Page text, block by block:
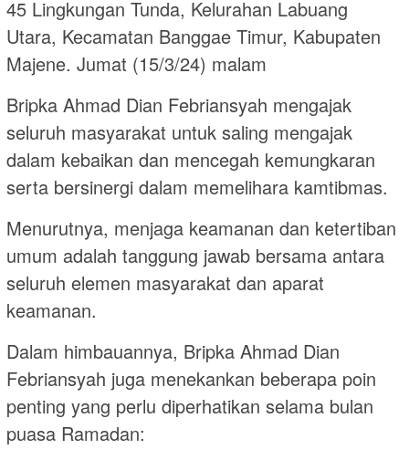
45 Lingkungan Tunda, Kelurahan Labuang
Utara, Kecamatan Banggae Timur, Kabupaten
Majene. Jumat (15/3/24) malam
Bripka Ahmad Dian Febriansyah mengajak
seluruh masyarakat untuk saling mengajak
dalam kebaikan dan mencegah kemungkaran
serta bersinergi dalam memelihara kamtibmas.
Menurutnya, menjaga keamanan dan ketertiban
umum adalah tanggung jawab bersama antara
seluruh elemen masyarakat dan aparat
keamanan.
Dalam himbauannya, Bripka Ahmad Dian
Febriansyah juga menekankan beberapa poin
penting yang perlu diperhatikan selama bulan
puasa Ramadan: